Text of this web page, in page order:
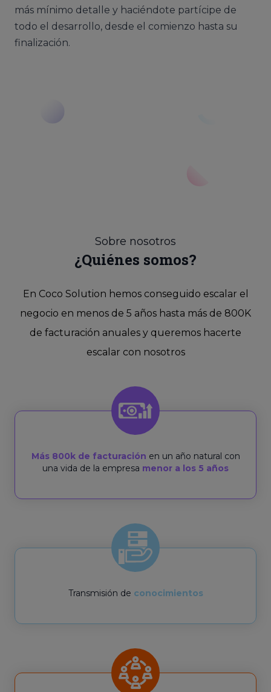
más mínimo detalle y haciéndote partícipe de
todo el desarrollo, desde el comienzo hasta su
finalización.
Sobre nosotros
¿Quiénes somos?
En Coco Solution hemos conseguido escalar el
negocio en menos de 5 años hasta más de 800K
de facturación anuales y queremos hacerte
escalar con nosotros
Más 800k de facturación en un año natural con
una vida de la empresa menor a los 5 años
Transmisión de conocimientos